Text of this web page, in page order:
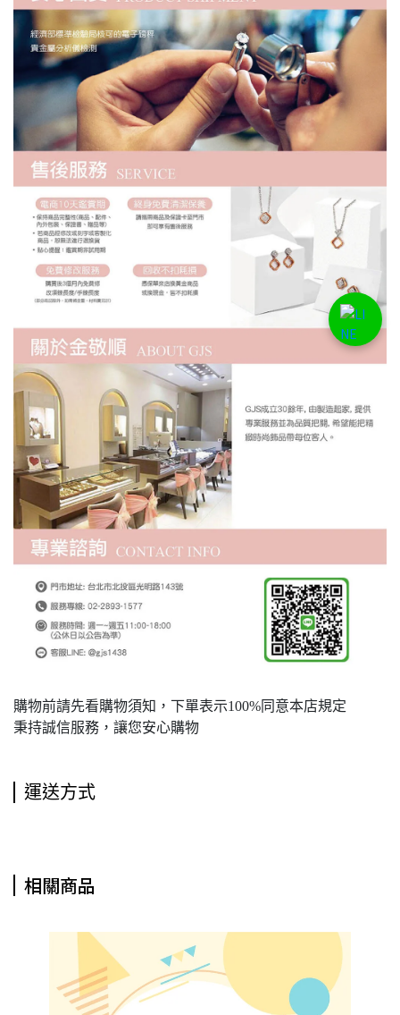
購物前請先看購物須知，下單表示100%同意本店規定
秉持誠信服務，讓您安心購物
運送方式
相關商品